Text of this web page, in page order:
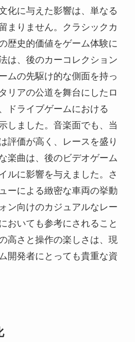
化に与えた影響は、単なる
まりません。クラシックカ
歴史的価値をゲーム体験に
は、後のカーコレクション
ムの先駆け的な側面を持っ
リアの公道を舞台にしたロ
ドライブゲームにおける
しました。音楽面でも、当
評価が高く、レースを盛り
楽曲は、後のビデオゲーム
ルに影響を与えました。さ
ーによる緻密な車両の挙動
ン向けのカジュアルなレー
おいても参考にされること
高さと操作の楽しさは、現
開発者にとっても貴重な資